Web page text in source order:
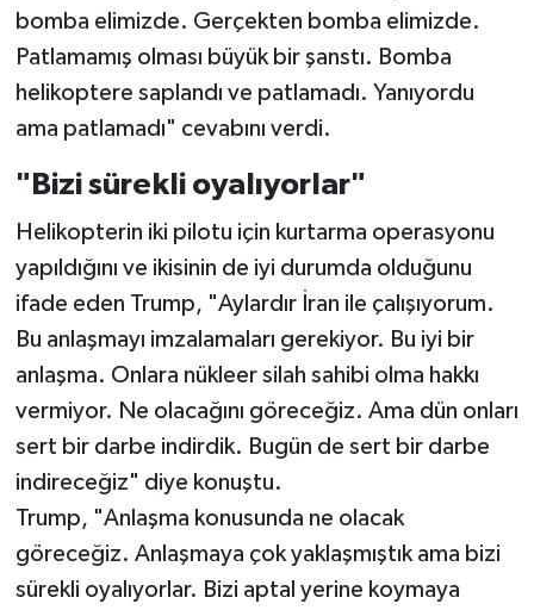
bomba elimizde. Gerçekten bomba elimizde.
Patlamamış olması büyük bir şanstı. Bomba
helikoptere saplandı ve patlamadı. Yanıyordu
ama patlamadı" cevabını verdi.
"Bizi sürekli oyalıyorlar"
Helikopterin iki pilotu için kurtarma operasyonu
yapıldığını ve ikisinin de iyi durumda olduğunu
ifade eden Trump, "Aylardır İran ile çalışıyorum.
Bu anlaşmayı imzalamaları gerekiyor. Bu iyi bir
anlaşma. Onlara nükleer silah sahibi olma hakkı
vermiyor. Ne olacağını göreceğiz. Ama dün onları
sert bir darbe indirdik. Bugün de sert bir darbe
indireceğiz" diye konuştu.
Trump, "Anlaşma konusunda ne olacak
göreceğiz. Anlaşmaya çok yaklaşmıştık ama bizi
sürekli oyalıyorlar. Bizi aptal yerine koymaya